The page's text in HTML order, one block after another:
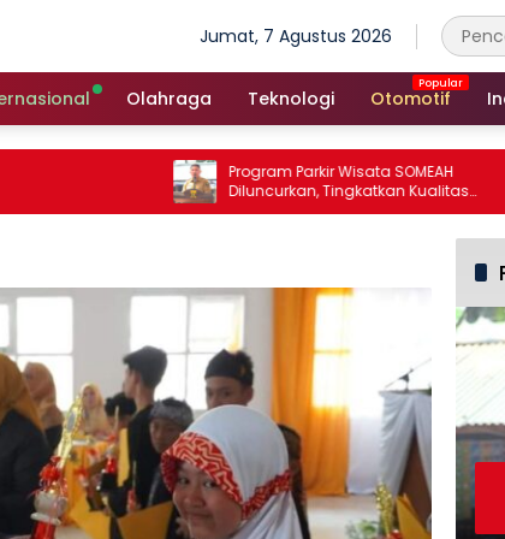
Jumat, 7 Agustus 2026
Olahraga Teknologi Otomotif
Program Parkir Wisata SOMEAH
Diluncurkan, Tingkatkan Kualitas
Layanan Kepariwisataan